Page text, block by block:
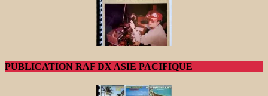
PUBLICATION RAF DX ASIE PACIFIQUE